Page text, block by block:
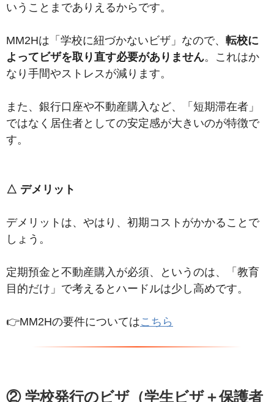
いうことまでありえるからです。
MM2Hは「学校に紐づかないビザ」なので、 転校に
よってビザを取り直す必要がありません。これはか
なり手間やストレスが減ります。
また、銀行口座や不動産購入など、
「短期滞在者」
ではなく居住者としての安定感が大きいのが特徴で
す。
△ デメリット
デメリットは、やはり、初期コストがかかることで
しょう。
定期預金と 不動産購入が必須、というのは、
「教育
目的だけ」で考えるとハードルは少し高めです。
👉MM2Hの要件についてはこちら
② 学校発行のビザ（学生ビザ＋保護者